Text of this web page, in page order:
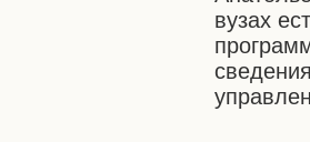
вузах